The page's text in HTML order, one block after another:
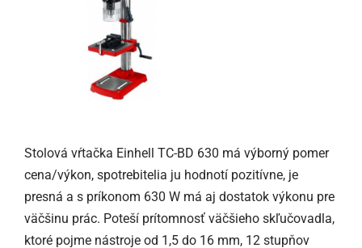
Stolová vŕtačka Einhell TC-BD 630 má výborný pomer
cena/výkon, spotrebitelia ju hodnotí pozitívne, je
presná a s príkonom 630 W má aj dostatok výkonu pre
väčšinu prác. Poteší prítomnosť väčšieho skľučovadla,
ktoré pojme nástroje od 1,5 do 16 mm, 12 stupňov